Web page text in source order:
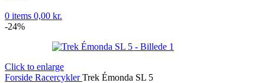
0 items 0,00 kr.
-24%
Click to enlarge
Forside RacercyklerTrek Émonda SL 5